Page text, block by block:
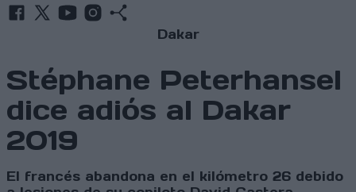
Dakar
Stéphane Peterhansel
dice adiós al Dakar
2019
El francés abandona en el kilómetro 26 debido